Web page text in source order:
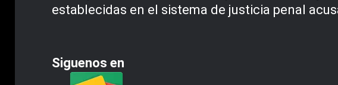
establecidas en el sistema de justicia penal
Siguenos en